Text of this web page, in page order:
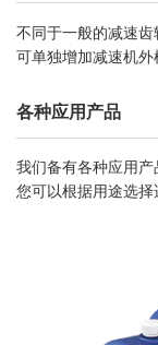
不同于一般的减速齿
可单独增加减速机外
各种应用产品
我们备有各种应用产
您可以根据用途选择